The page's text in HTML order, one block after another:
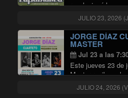
revolucionó la
convertirse en uno
exponentes de la
Liderados por
gran éxito con
JULIO 23, 2026
JORGE DÍAZ
MASTER
Jul 23 a las
Este jueves 23 de
Master reciben al
jazz Jorge Díaz y
Zambrano,
JULIO 24, 2026